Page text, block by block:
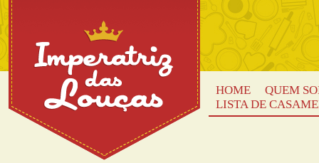
HOME
QUEM
LISTA DE